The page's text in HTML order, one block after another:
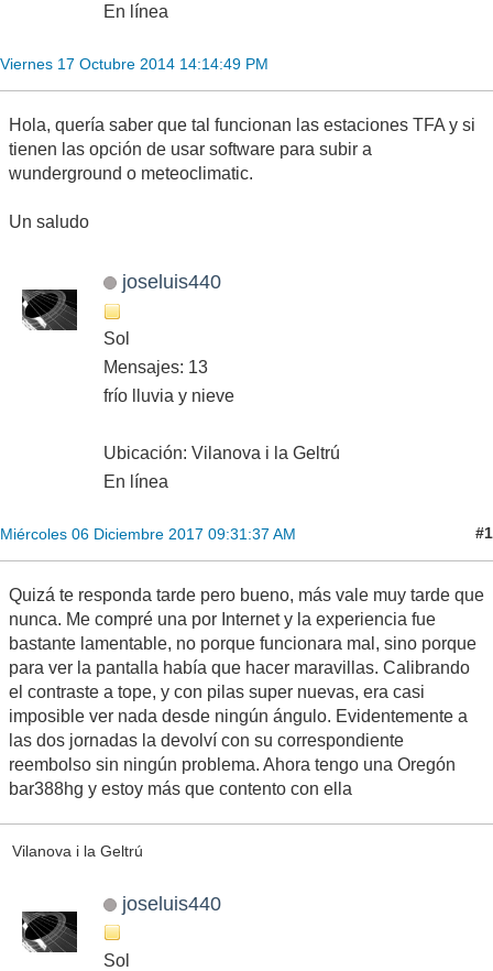
En línea
Viernes 17 Octubre 2014 14:14:49 PM
Hola, quería saber que tal funcionan las estaciones TFA y si
tienen las opción de usar software para subir a
wunderground o meteoclimatic.
Un saludo
joseluis440
Sol
Mensajes: 13
frío lluvia y nieve
Ubicación: Vilanova i la Geltrú
En línea
Miércoles 06 Diciembre 2017 09:31:37 AM #1
Quizá te responda tarde pero bueno, más vale muy tarde que
nunca. Me compré una por Internet y la experiencia fue
bastante lamentable, no porque funcionara mal, sino porque
para ver la pantalla había que hacer maravillas. Calibrando
el contraste a tope, y con pilas super nuevas, era casi
imposible ver nada desde ningún ángulo. Evidentemente a
las dos jornadas la devolví con su correspondiente
reembolso sin ningún problema. Ahora tengo una Oregón
bar388hg y estoy más que contento con ella
Vilanova i la Geltrú
joseluis440
Sol